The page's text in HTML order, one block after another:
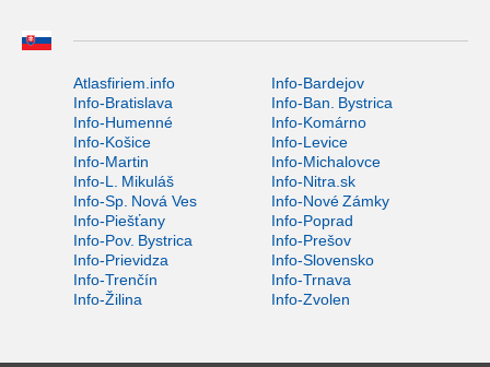
Atlasfiriem.info
Info-Bardejov
Info-Bratislava
Info-Ban. Bystrica
Info-Humenné
Info-Komárno
Info-Košice
Info-Levice
Info-Martin
Info-Michalovce
Info-L. Mikuláš
Info-Nitra.sk
Info-Sp. Nová Ves
Info-Nové Zámky
Info-Piešťany
Info-Poprad
Info-Pov. Bystrica
Info-Prešov
Info-Prievidza
Info-Slovensko
Info-Trenčín
Info-Trnava
Info-Žilina
Info-Zvolen